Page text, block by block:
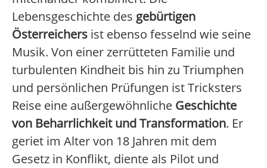
Lebensgeschichte des gebürtigen
Österreichers ist ebenso fesselnd wie seine
Musik. Von einer zerrütteten Familie und
turbulenten Kindheit bis hin zu Triumphen
und persönlichen Prüfungen ist Tricksters
Reise eine außergewöhnliche Geschichte
von Beharrlichkeit und Transformation. Er
geriet im Alter von 18 Jahren mit dem
Gesetz in Konflikt, diente als Pilot und